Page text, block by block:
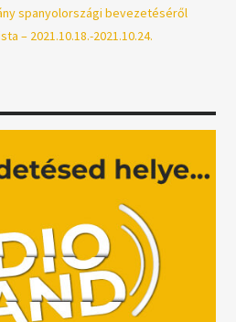
spanyolországi bevezetéséről
– 2021.10.18.-2021.10.24.